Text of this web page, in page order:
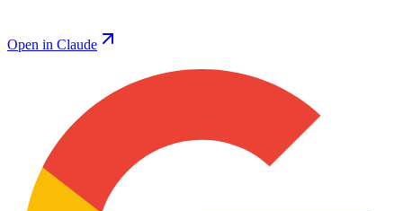
Open in Claude